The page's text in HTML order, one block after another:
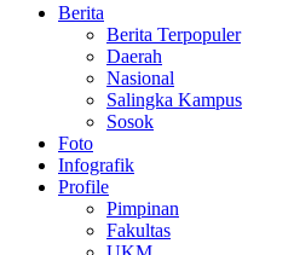
Berita
Berita Terpopuler
Daerah
Nasional
Salingka Kampus
Sosok
Foto
Infografik
Profile
Pimpinan
Fakultas